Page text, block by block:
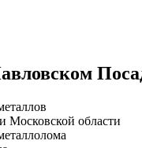
Московской области